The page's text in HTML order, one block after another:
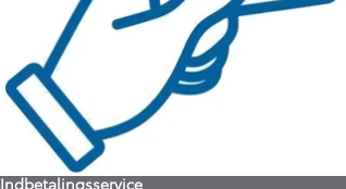
Indbetalingsservice